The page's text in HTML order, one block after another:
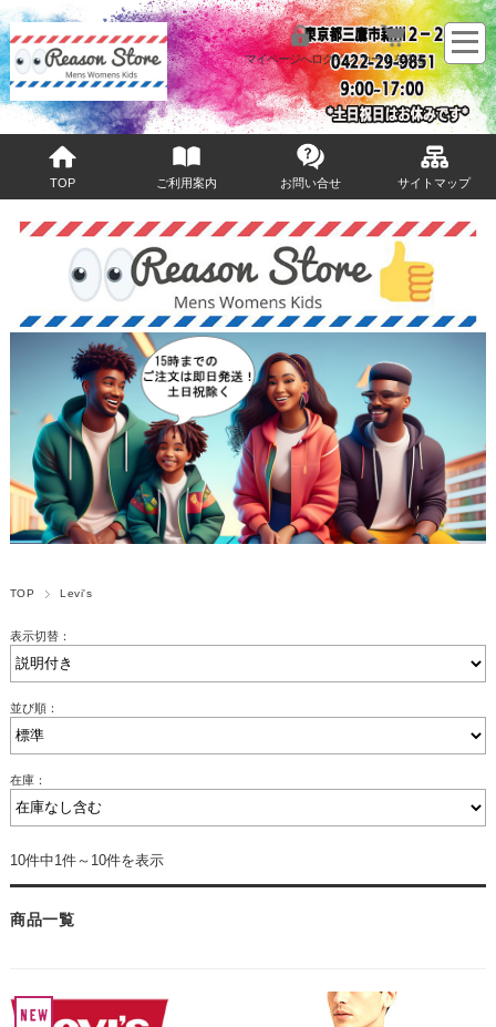
マイページへログイン カートをみる
TOP ご利用案内 お問い合せ サイトマップ
TOP Levi's
表示切替：
並び順：
在庫：
10件中1件～10件を表示
商品一覧